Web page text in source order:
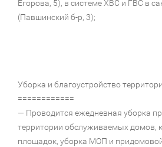
Егорова, 5), в системе ХВС и ГВС в
(Павшинский б-р, 3);
Уборка и благоустройство
============
— Проводится ежедневная уборка
территории обслуживаемых домов,
площадок, уборка МОП и